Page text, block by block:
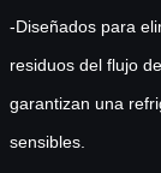
-Diseñados para
residuos del flujo
garantizan una
sensibles.